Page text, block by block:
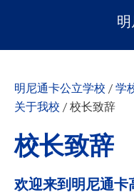
明尼通卡公立学校 /学
关于我校 /校长致辞
校长致辞
欢迎来到明尼通卡